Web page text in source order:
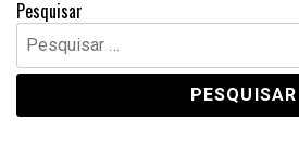
Pesquisar
Pesquisar
por: